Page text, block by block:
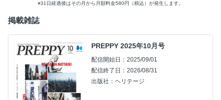
31日経過後はその月から月額料金580円（税込）が発生します。
掲載雑誌
PREPPY 2025年10月号
配信開始日：2025/09/01
配信終了日：2026/08/31
出版社：ヘリテージ